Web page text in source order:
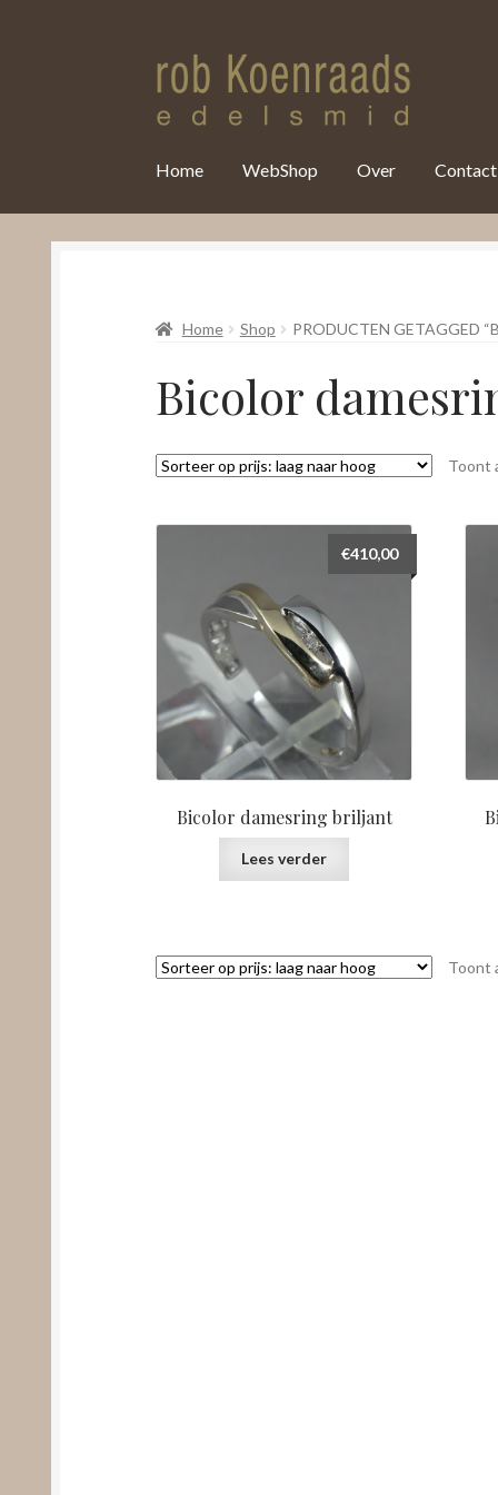
Home WebShop Over Contact
Home Shop PRODUCTEN GETAGGED
Bicolor
Toont
Bicolor damesring briljant
€410,00
Lees verder
Toont